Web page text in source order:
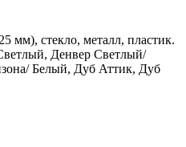
мм), стекло, металл, пластик.
Денвер Светлый/
Белый, Дуб Аттик, Дуб